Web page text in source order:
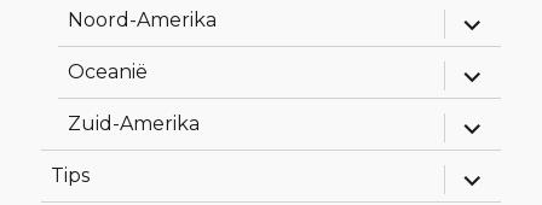
Noord-Amerika
Alles
Oceanië
Alles
Zuid-Amerika
Alles
Tips
Alles